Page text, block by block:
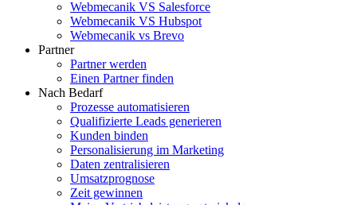
Webmecanik VS Salesforce
Webmecanik VS Hubspot
Webmecanik vs Brevo
Partner
Partner werden
Einen Partner finden
Nach Bedarf
Prozesse automatisieren
Qualifizierte Leads generieren
Kunden binden
Personalisierung im Marketing
Daten zentralisieren
Umsatzprognose
Zeit gewinnen